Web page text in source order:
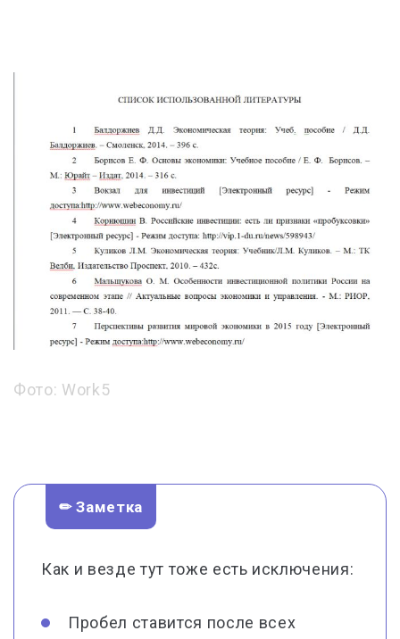
Фото: Work5
✏ Заметка
Как и везде тут тоже есть исключения:
Пробел ставится после всех